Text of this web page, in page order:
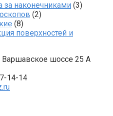
за наконечниками (3)
(2)
(8)
поверхностей и
Варшавское шоссе 25 А
14-14